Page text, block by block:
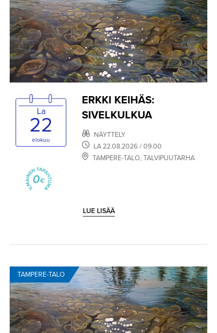
La
22
elokuu
ERKKI KEIHÄS:
SIVELKULKUA
NÄYTTELY
LA22.08.2026/ 09.00
TAMPERE-TALO,TALVIPUUTARHA
LUE LISÄÄ
TAMPERE-TALO